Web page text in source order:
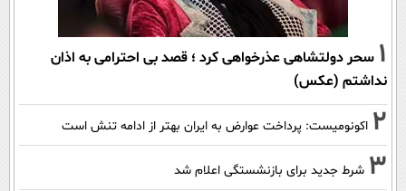
1 سحر دولتشاهی عذرخواهی کرد ؛ قصد بی احترامی به اذان
نداشتم (عکس)
2 اکونومیست: پرداخت عوارض به ایران بهتر از ادامه تنش است
3 شرط جدید برای بازنشستگی اعلام شد